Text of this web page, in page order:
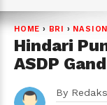
HOME › BRI ›
Hindari
ASDP
By